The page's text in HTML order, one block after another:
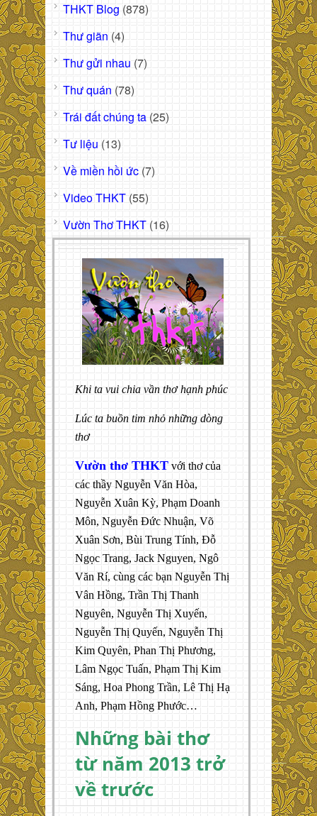
THKT Blog (878)
Thư giãn (4)
Thư gửi nhau (7)
Thư quán (78)
Trái đất chúng ta (25)
Tư liệu (13)
Về miền hồi ức (7)
Video THKT (55)
Vườn Thơ THKT (16)
Khi ta vui chia vần thơ hạnh phúc
Lúc ta buồn tim nhỏ những dòng
thơ
Vườn thơ THKT với thơ của
các thầy Nguyễn Văn Hòa,
Nguyễn Xuân Kỳ, Phạm Doanh
Môn, Nguyễn Đức Nhuận, Võ
Xuân Sơn, Bùi Trung Tính, Đỗ
Ngọc Trang, Jack Nguyen, Ngô
Văn Rí, cùng các bạn Nguyễn Thị
Vân Hồng, Trần Thị Thanh
Nguyên, Nguyễn Thị Xuyến,
Nguyễn Thị Quyến, Nguyễn Thị
Kim Quyên, Phan Thị Phương,
Lâm Ngọc Tuấn, Phạm Thị Kim
Sáng, Hoa Phong Trần, Lê Thị Hạ
Anh, Phạm Hồng Phước…
Những bài thơ
từ năm 2013 trở
về trước